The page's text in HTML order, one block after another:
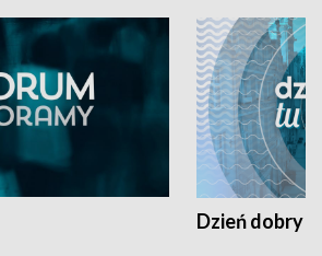
Dzień dobry